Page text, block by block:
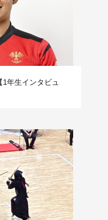
年生インタビュ